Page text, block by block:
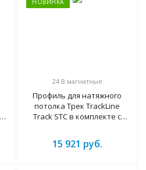
НОВИНКА
24 B магнитные
Профиль для натяжного
потолка Трек TrackLine
Track STC в комплекте с
ral9003 белый)
15 921 руб.